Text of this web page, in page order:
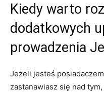
Kiedy‍ warto
dodatkowych
prowadzenia
Jeżeli jesteś
zastanawiasz się nad